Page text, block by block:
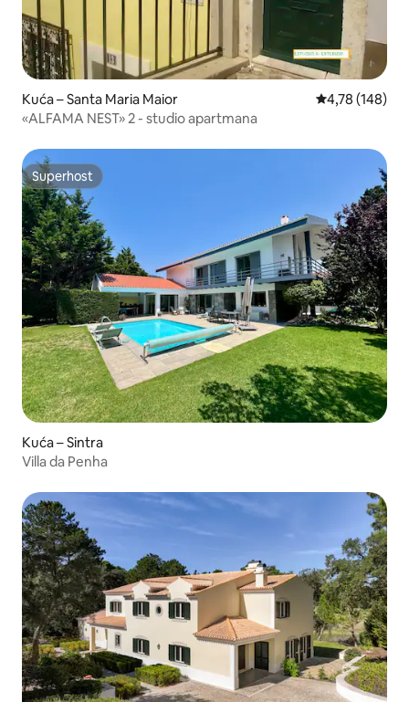
Kuća – Santa Maria Maior Prosječna
4,78 (148)
«ALFAMA NEST» 2 - studio apartmana
Superhost
Superhost
Kuća – Sintra
Villa da Penha